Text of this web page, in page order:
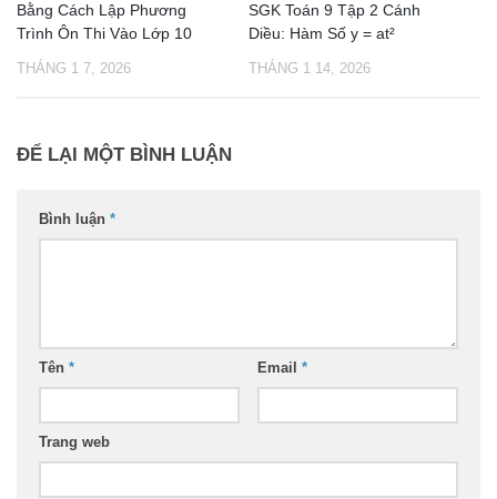
Bằng Cách Lập Phương
Trình Ôn Thi Vào Lớp 10
THÁNG 1 7, 2026
SGK Toán 9 Tập 2 Cánh
Diều: Hàm Số y = at²
THÁNG 1 14, 2026
ĐỂ LẠI MỘT BÌNH LUẬN
Bình luận *
Tên * Email *
Trang web